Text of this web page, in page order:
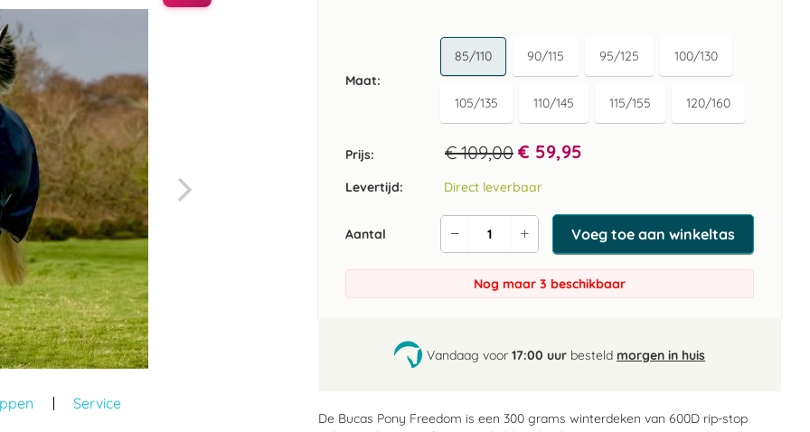
Maat
85/110 90/115 95/125 100/130
105/135 110/145 115/155 120/160
Prijs: € 109,00 € 59,95
Levertijd: Direct leverbaar
Aantal
Verhoog
de
aantal
Verlaag
de
aantal
Voeg toe aan winkeltas
Nog maar 3 beschikbaar
Vandaag voor 17:00 uur besteld morgen in huis
De Bucas Pony Freedom is een 300 grams winterdeken van 600D rip-stop
Service